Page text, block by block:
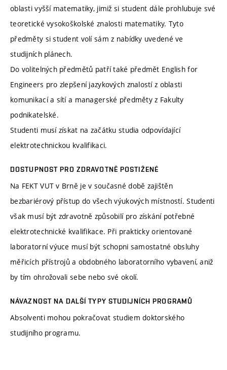
oblasti vyšší matematiky, jimiž si student dále prohlubuje své
teoretické vysokoškolské znalosti matematiky. Tyto
předměty si student volí sám z nabídky uvedené ve
studijních plánech.
Do volitelných předmětů patří také předmět English for
Engineers pro zlepšení jazykových znalostí z oblasti
komunikací a sítí a managerské předměty z Fakulty
podnikatelské.
Studenti musí získat na začátku studia odpovídající
elektrotechnickou kvalifikaci.
DOSTUPNOST PRO ZDRAVOTNĚ POSTIŽENÉ
Na FEKT VUT v Brně je v současné době zajištěn
bezbariérový přístup do všech výukových místností. Studenti
však musí být zdravotně způsobilí pro získání potřebné
elektrotechnické kvalifikace. Při prakticky orientované
laboratorní výuce musí být schopni samostatné obsluhy
měřicích přístrojů a obdobného laboratorního vybavení, aniž
by tím ohrožovali sebe nebo své okolí.
NÁVAZNOST NA DALŠÍ TYPY STUDIJNÍCH PROGRAMŮ
Absolventi mohou pokračovat studiem doktorského
studijního programu.